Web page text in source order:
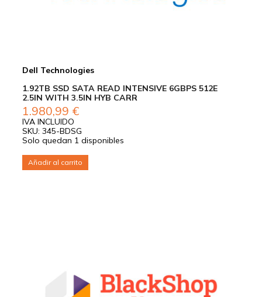
Dell Technologies
1.92TB SSD SATA READ INTENSIVE 6GBPS 512E
2.5IN WITH 3.5IN HYB CARR
1.980,99 €
IVA INCLUIDO
SKU: 345-BDSG
Solo quedan 1 disponibles
Añadir al carrito